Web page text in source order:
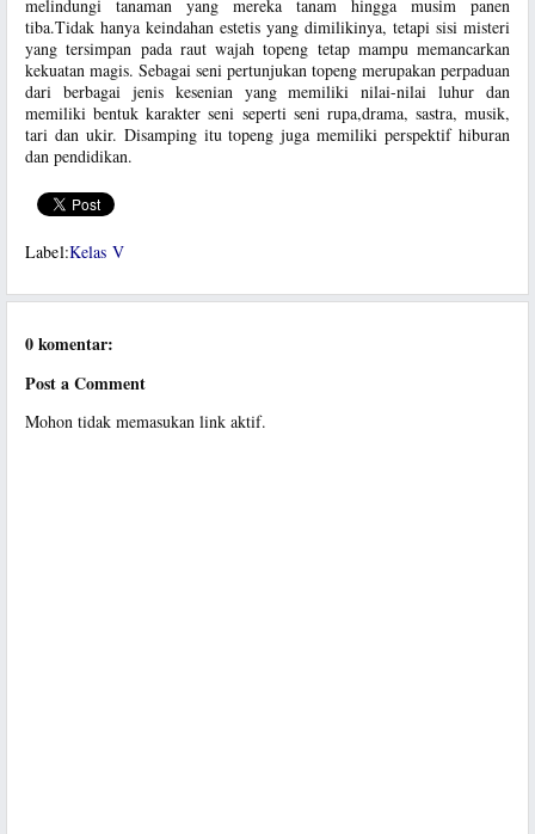
melindungi tanaman yang mereka tanam hingga musim panen
tiba.Tidak hanya keindahan estetis yang dimilikinya, tetapi sisi misteri
yang tersimpan pada raut wajah topeng tetap mampu memancarkan
kekuatan magis. Sebagai seni pertunjukan topeng merupakan perpaduan
dari berbagai jenis kesenian yang memiliki nilai-nilai luhur dan
memiliki bentuk karakter seni seperti seni rupa,drama, sastra, musik,
tari dan ukir. Disamping itu topeng juga memiliki perspektif hiburan
dan pendidikan.
Label:Kelas V
0 komentar:
Post a Comment
Mohon tidak memasukan link aktif.